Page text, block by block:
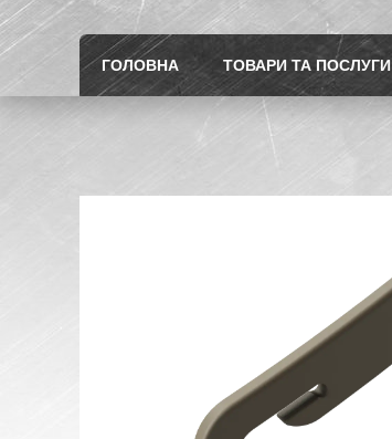
ГОЛОВНА ТОВАРИ ТА ПОСЛУГИ